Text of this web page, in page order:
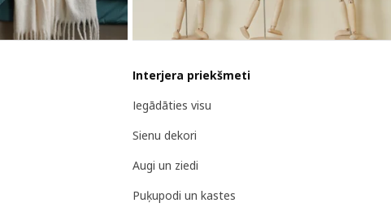
Interjera priekšmeti
Iegādāties visu
Sienu dekori
Augi un ziedi
Puķupodi un kastes